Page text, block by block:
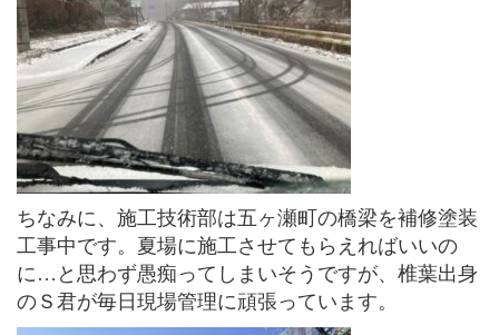
ちなみに、施工技術部は五ヶ瀬町の橋梁を補修塗装
工事中です。夏場に施工させてもらえればいいの
に…と思わず愚痴ってしまいそうですが、椎葉出身
のＳ君が毎日現場管理に頑張っています。